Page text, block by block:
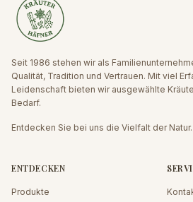
Seit 1986 stehen wir als
Qualität, Tradition und Vertrauen. Mit viel
Leidenschaft bieten wir ausgewählte
Bedarf.
Entdecken Sie bei uns die Vielfalt der Natur.
ENTDECKEN
Produkte